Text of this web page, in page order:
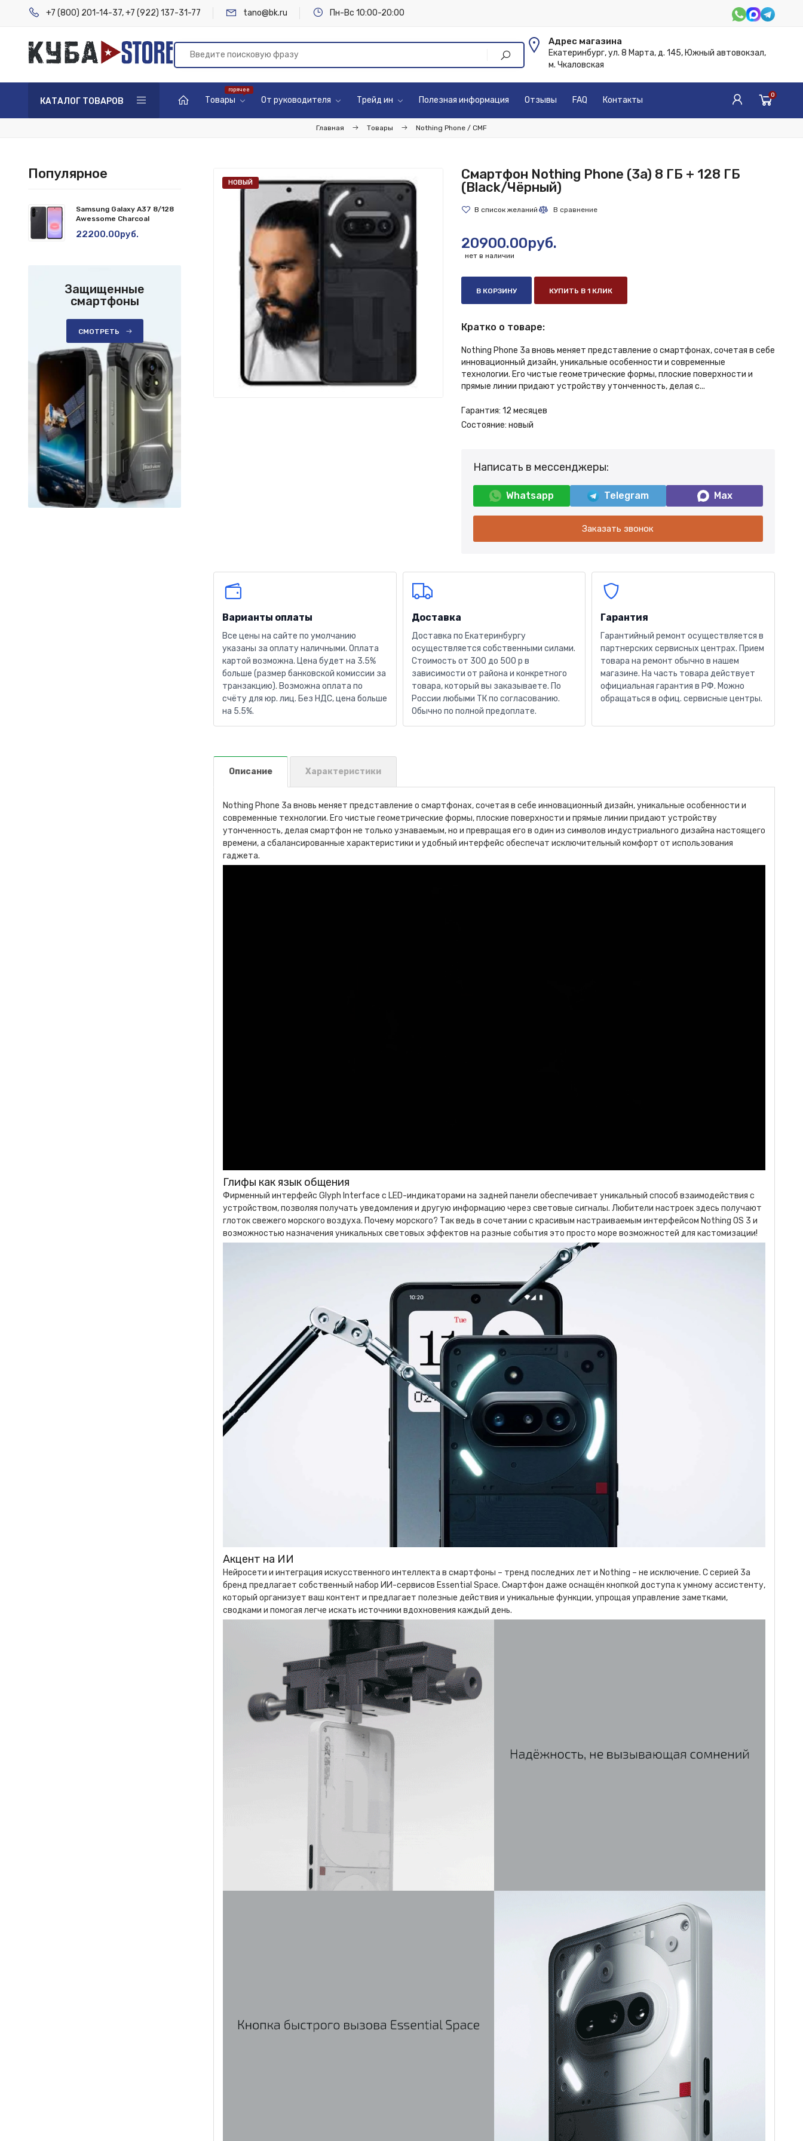
+7 (800) 201-14-37,+7 (922) 137-31-77 tano@bk.ru Пн-Вс 10:00-20:00
Адрес магазина
Екатеринбург, ул. 8 Марта, д. 145, Южный автовокзал,
м. Чкаловская
КАТАЛОГ ТОВАРОВ Товары От руководителя Трейд ин Полезная информация Отзывы FAQ Контакты 0
Главная Товары Nothing Phone / CMF
НОВЫЙ
Смартфон Nothing Phone (3a) 8 ГБ + 128 ГБ
(Black/Чёрный)
20900.00руб.
нет в наличии
В КОРЗИНУ КУПИТЬ В 1 КЛИК
Кратко о товаре:
Nothing Phone 3a вновь меняет представление о смартфонах, сочетая в себе
инновационный дизайн, уникальные особенности и современные
технологии. Его чистые геометрические формы, плоские поверхности и
прямые линии придают устройству утонченность, делая с...
Гарантия: 12 месяцев
Состояние: новый
Написать в мессенджеры:
Whatsapp Telegram Max
Заказать звонок
Варианты оплаты
Все цены на сайте по умолчанию
указаны за оплату наличными. Оплата
картой возможна. Цена будет на 3.5%
больше (размер банковской комиссии за
транзакцию). Возможна оплата по
счёту для юр. лиц. Без НДС, цена больше
на 5.5%.
Доставка
Доставка по Екатеринбургу
осуществляется собственными силами.
Стоимость от 300 до 500 р в
зависимости от района и конкретного
товара, который вы заказываете. По
России любыми ТК по согласованию.
Обычно по полной предоплате.
Гарантия
Гарантийный ремонт осуществляется в
партнерских сервисных центрах. Прием
товара на ремонт обычно в нашем
магазине. На часть товара действует
официальная гарантия в РФ. Можно
обращаться в офиц. сервисные центры.
Описание Характеристики
Nothing Phone 3a вновь меняет представление о смартфонах, сочетая в себе инновационный дизайн, уникальные особенности и
современные технологии. Его чистые геометрические формы, плоские поверхности и прямые линии придают устройству
утонченность, делая смартфон не только узнаваемым, но и превращая его в один из символов индустриального дизайна настоящего
времени, а сбалансированные характеристики и удобный интерфейс обеспечат исключительный комфорт от использования
гаджета.
Глифы как язык общения
Фирменный интерфейс Glyph Interface с LED-индикаторами на задней панели обеспечивает уникальный способ взаимодействия с
устройством, позволяя получать уведомления и другую информацию через световые сигналы. Любители настроек здесь получают
глоток свежего морского воздуха. Почему морского? Так ведь в сочетании с красивым настраиваемым интерфейсом Nothing OS 3 и
возможностью назначения уникальных световых эффектов на разные события это просто море возможностей для кастомизации!
Акцент на ИИ
Нейросети и интеграция искусственного интеллекта в смартфоны – тренд последних лет и Nothing – не исключение. С серией 3a
бренд предлагает собственный набор ИИ-сервисов Essential Space. Смартфон даже оснащён кнопкой доступа к умному ассистенту,
который организует ваш контент и предлагает полезные действия и уникальные функции, упрощая управление заметками,
сводками и помогая легче искать источники вдохновения каждый день.
Популярное
Samsung Galaxy A37 8/128
Awessome Charcoal
22200.00руб.
Защищенные
смартфоны
СМОТРЕТЬ